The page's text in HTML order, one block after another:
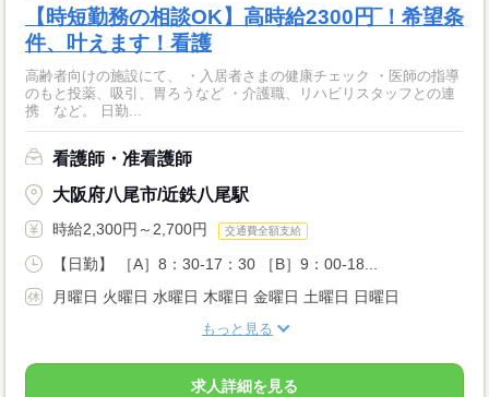
【時短勤務の相談OK】高時給2300円‾！希望条
件、叶えます！看護
高齢者向けの施設にて、 ・入居者さまの健康チェック ・医師の指導
のもと投薬、吸引、胃ろうなど ・介護職、リハビリスタッフとの連
携 など。 日勤...
看護師・准看護師
大阪府八尾市/近鉄八尾駅
時給2,300円～2,700円 交通費全額支給
【日勤】 ［A］8：30-17：30 ［B］9：00-18...
月曜日 火曜日 水曜日 木曜日 金曜日 土曜日 日曜日
もっと見る
求人詳細を見る